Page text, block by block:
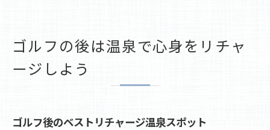
ゴルフの後は温泉で心身をリチャ
ージしよう
ゴルフ後のベストリチャージ温泉スポット